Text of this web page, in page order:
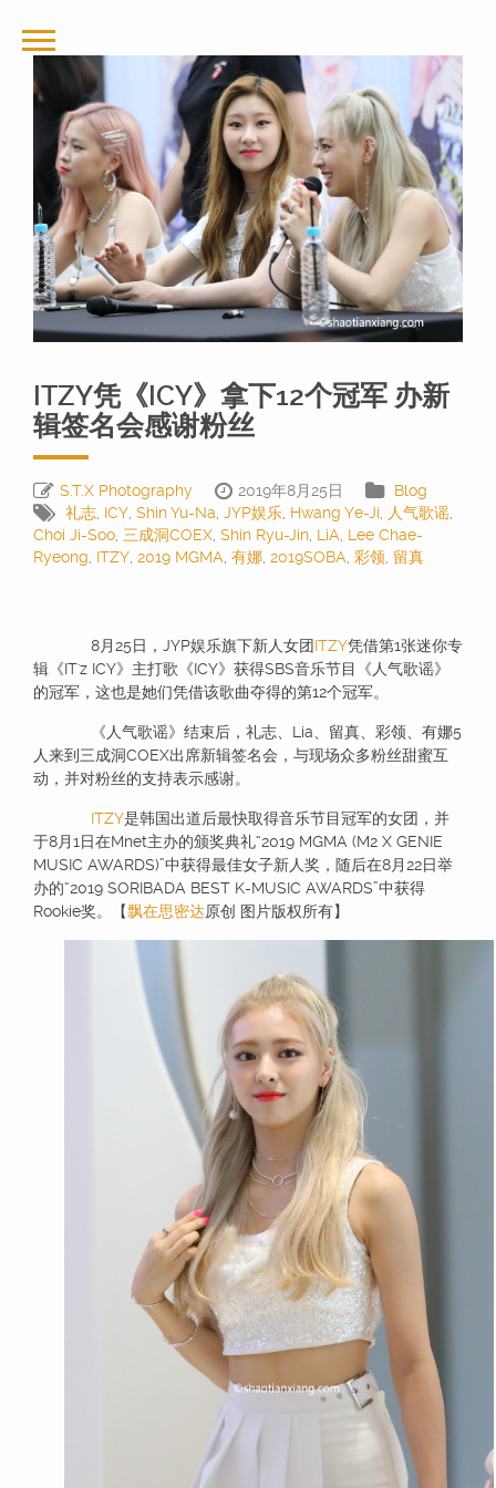
ITZY凭《ICY》拿下12个冠军 办新
辑签名会感谢粉丝
S.T.X Photography 2019年8月25日
Blog
礼志 ICY Shin Yu-Na JYP娱乐 Hwang Ye-Ji 人气歌谣
Choi Ji-Soo 三成洞COEX Shin Ryu-Jin LiA Lee Chae-
Ryeong ITZY 2019 MGMA 有娜 2019SOBA 彩领 留真
8月25日，JYP娱乐旗下新人女团ITZY凭借第1张迷你专
辑《IT'z ICY》主打歌《ICY》获得SBS音乐节目《人气歌谣》
的冠军，这也是她们凭借该歌曲夺得的第12个冠军。
《人气歌谣》结束后，礼志、Lia、留真、彩领、有娜5
人来到三成洞COEX出席新辑签名会，与现场众多粉丝甜蜜互
动，并对粉丝的支持表示感谢。
ITZY是韩国出道后最快取得音乐节目冠军的女团，并
于8月1日在Mnet主办的颁奖典礼“2019 MGMA (M2 X GENIE
MUSIC AWARDS)”中获得最佳女子新人奖，随后在8月22日举
办的“2019 SORIBADA BEST K-MUSIC AWARDS”中获得
Rookie奖。【飘在思密达原创 图片版权所有】